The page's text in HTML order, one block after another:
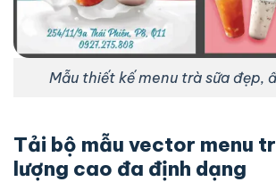
Mẫu thiết kế menu trà sữa đẹp,
Tải bộ mẫu vector menu
lượng cao đa định dạng